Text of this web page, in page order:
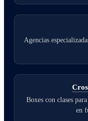
Agencias
Boxes con clases
en